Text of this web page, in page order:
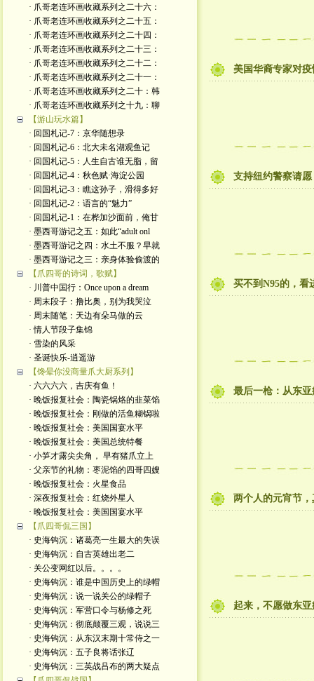
· 爪哥老连环画收藏系列之二十六：
· 爪哥老连环画收藏系列之二十五：
· 爪哥老连环画收藏系列之二十四：
· 爪哥老连环画收藏系列之二十三：
· 爪哥老连环画收藏系列之二十二：
· 爪哥老连环画收藏系列之二十一：
· 爪哥老连环画收藏系列之二十：韩
· 爪哥老连环画收藏系列之十九：聊
【游山玩水篇】
· 回国札记-7：京华随想录
· 回国札记-6：北大未名湖观鱼记
· 回国札记-5：人生自古谁无脂，留
· 回国札记-4：秋色赋·海淀公园
· 回国札记-3：瞧这孙子，滑得多好
· 回国札记-2：语言的“魅力”
· 回国札记-1：在桦加沙面前，俺甘
· 墨西哥游记之五：如此“adult onl
· 墨西哥游记之四：水土不服？早就
· 墨西哥游记之三：亲身体验偷渡的
【爪四哥的诗词，歌赋】
· 川普中国行：Once upon a dream
· 周末段子：撸比奥，别为我哭泣
· 周末随笔：天边有朵马做的云
· 情人节段子集锦
· 雪染的风采
· 圣诞快乐-逍遥游
【馋晕你没商量爪大厨系列】
· 六六六六，吉庆有鱼！
· 晚饭报复社会：陶瓷锅烙的韭菜馅
· 晚饭报复社会：刚做的活鱼糊锅啦
· 晚饭报复社会：美国国宴水平
· 晚饭报复社会：美国总统特餐
· 小笋才露尖尖角， 早有猪爪立上
· 父亲节的礼物：枣泥馅的四哥四嫂
· 晚饭报复社会：火星食品
· 深夜报复社会：红烧外星人
· 晚饭报复社会：美国国宴水平
【爪四哥侃三国】
· 史海钩沉：诸葛亮一生最大的失误
· 史海钩沉：自古英雄出老二
· 关公变网红以后。。。。
· 史海钩沉：谁是中国历史上的绿帽
· 史海钩沉：说一说关公的绿帽子
· 史海钩沉：军营口令与杨修之死
· 史海钩沉：彻底颠覆三观，说说三
· 史海钩沉：从东汉末期十常侍之一
· 史海钩沉：五子良将话张辽
· 史海钩沉：三英战吕布的两大疑点
美国华裔专家对
支持纽约警察请
买不到N95的，看
最后一枪：从东
两个人的元宵节
起来，不愿做东